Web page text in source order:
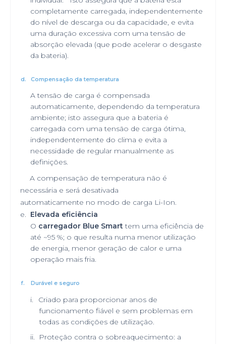
completamente carregada, independentemente
do nível de descarga ou da capacidade, e evita
uma duração excessiva com uma tensão de
absorção elevada (que pode acelerar o desgaste
da bateria).
d. Compensação da temperatura
A tensão de carga é compensada
automaticamente, dependendo da temperatura
ambiente; isto assegura que a bateria é
carregada com uma tensão de carga ótima,
independentemente do clima e evita a
necessidade de regular manualmente as
definições.
A compensação de temperatura não é
necessária e será desativada
automaticamente no modo de carga Li-Ion.
e. Elevada eficiência
O carregador Blue Smart tem uma eficiência de
até ~95 %; o que resulta numa menor utilização
de energia, menor geração de calor e uma
operação mais fria.
f. Durável e seguro
i.
Criado para proporcionar anos de
funcionamento fiável e sem problemas em
todas as condições de utilização.
ii.
Proteção contra o sobreaquecimento: a